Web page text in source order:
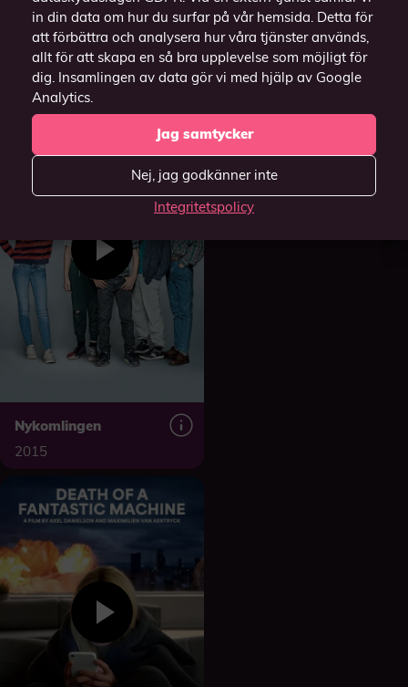
in din data om hur du surfar på vår hemsida. Detta för
att förbättra och analysera hur våra tjänster används,
allt för att skapa en så bra upplevelse som möjligt för
dig. Insamlingen av data gör vi med hjälp av Google
Analytics.
Jag samtycker
Nej, jag godkänner inte
Integritetspolicy
Lärarrummet
2023
Nykomlingen
2015